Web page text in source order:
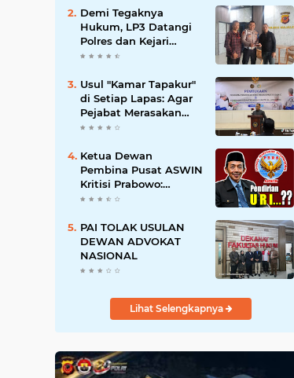
DESA ANTI KORUPSI
OLEH KEJAKSAAN
Demi Tegaknya
Hukum, LP3 Datangi
Polres dan Kejari
Majalengka; Minta
Proporsional:
Restoratif untuk
Lemah, Tegas untuk
Narkoba & Oknum
Usul "Kamar Tapakur"
di Setiap Lapas: Agar
Pejabat Merasakan
Suasana Penjara, Tak
Menyalahgunakan
Amanah
Ketua Dewan
Pembina Pusat ASWIN
Kritisi Prabowo:
Evaluasi Pendirian
Mendesak Sebaiknya
Dibatalkan
PAI TOLAK USULAN
DEWAN ADVOKAT
NASIONAL
Lihat Selengkapnya